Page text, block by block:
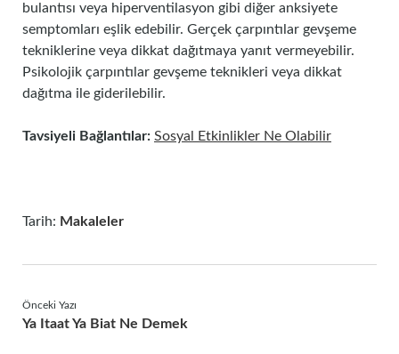
bulantısı veya hiperventilasyon gibi diğer anksiyete
semptomları eşlik edebilir. Gerçek çarpıntılar gevşeme
tekniklerine veya dikkat dağıtmaya yanıt vermeyebilir.
Psikolojik çarpıntılar gevşeme teknikleri veya dikkat
dağıtma ile giderilebilir.
Tavsiyeli Bağlantılar: Sosyal Etkinlikler Ne Olabilir
Tarih: Makaleler
Önceki Yazı
Ya Itaat Ya Biat Ne Demek